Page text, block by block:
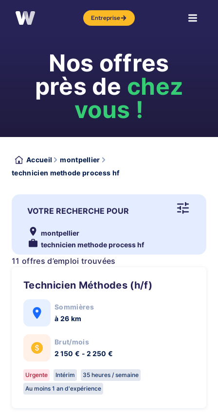
Entreprise
Nos offres
près de chez
vous !
Accueil
montpellier
technicien methode process hf
VOTRE RECHERCHE POUR
montpellier
technicien methode process hf
11 offres d’emploi trouvées
Technicien Méthodes (h/f)
Sommières
à 26 km
Brut/mois
2 150 € - 2 250 €
Urgente Intérim
35 heures / semaine
Au moins 1 an d'expérience